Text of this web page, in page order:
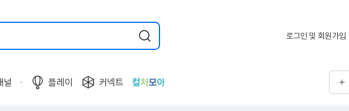
로그인 및 회원가입
널 플레이 커넥트 컬처 모아